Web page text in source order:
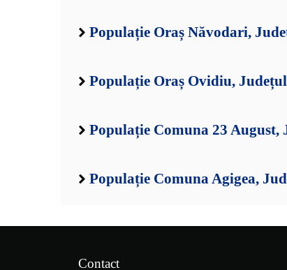
Populație Oraș Năvodari,
Populație Oraș Ovidiu,
Populație Comuna 23 August,
Populație Comuna Agigea,
Contact